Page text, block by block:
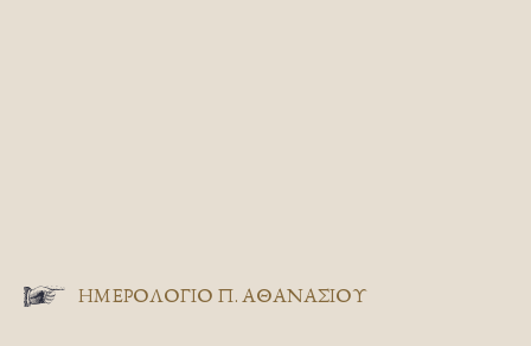
ΗΜΕΡΟΛΟΓΙΟ Π. ΑΘΑΝΑΣΙΟΥ